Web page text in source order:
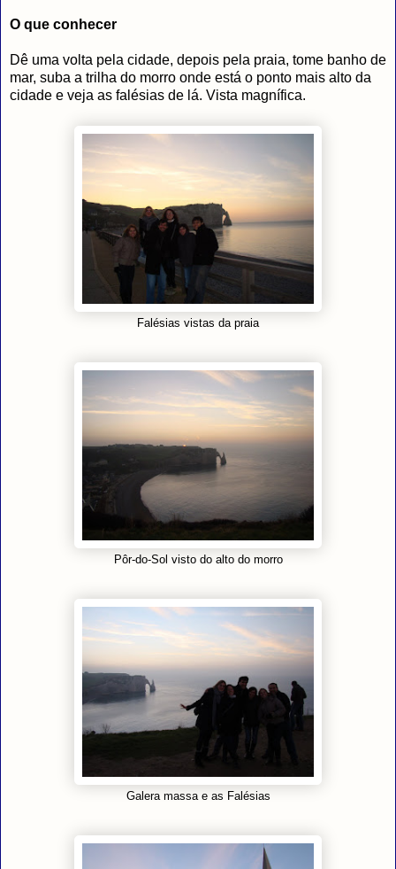
O que conhecer
Dê uma volta pela cidade, depois pela praia, tome banho de
mar, suba a trilha do morro onde está o ponto mais alto da
cidade e veja as falésias de lá. Vista magnífica.
Falésias vistas da praia
Pôr-do-Sol visto do alto do morro
Galera massa e as Falésias